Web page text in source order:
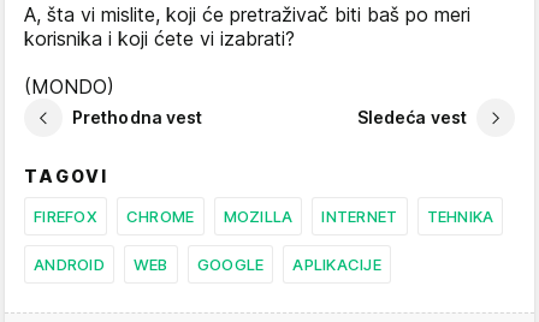
A, šta vi mislite, koji će pretraživač biti baš po meri
korisnika i koji ćete vi izabrati?
(MONDO)
Prethodna vest Sledeća vest
TAGOVI
FIREFOX CHROME MOZILLA INTERNET TEHNIKA
ANDROID WEB GOOGLE APLIKACIJE